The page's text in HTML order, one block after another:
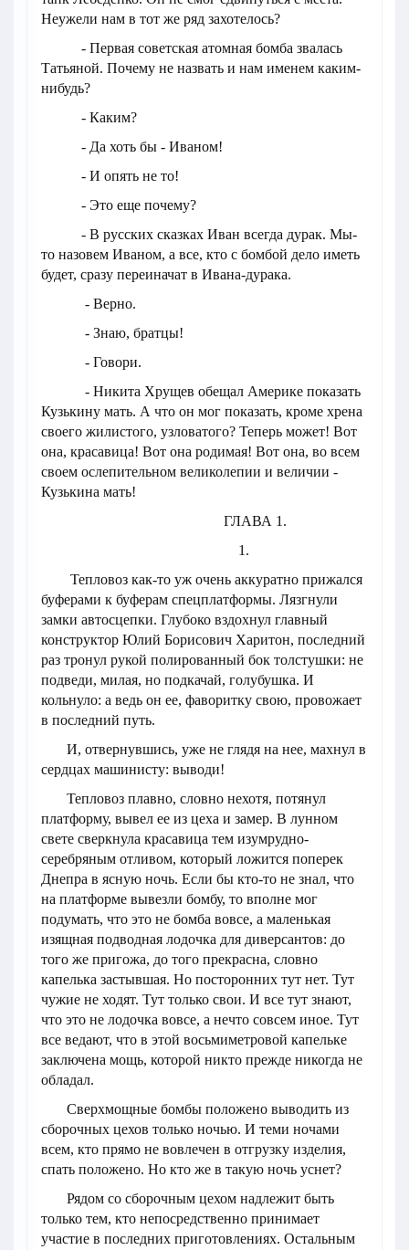
Неужели нам в тот же ряд захотелось?
- Первая советская атомная бомба звалась
Татьяной. Почему не назвать и нам именем каким-
нибудь?
- Каким?
- Да хоть бы - Иваном!
- И опять не то!
- Это еще почему?
- В русских сказках Иван всегда дурак. Мы-
то назовем Иваном, а все, кто с бомбой дело иметь
будет, сразу переиначат в Ивана-дурака.
- Верно.
- Знаю, братцы!
- Говори.
- Никита Хрущев обещал Америке показать
Кузькину мать. А что он мог показать, кроме хрена
своего жилистого, узловатого? Теперь может! Вот
она, красавица! Вот она родимая! Вот она, во всем
своем ослепительном великолепии и величии -
Кузькина мать!
ГЛАВА 1.
1.
Тепловоз как-то уж очень аккуратно прижался
буферами к буферам спецплатформы. Лязгнули
замки автосцепки. Глубоко вздохнул главный
конструктор Юлий Борисович Харитон, последний
раз тронул рукой полированный бок толстушки: не
подведи, милая, но подкачай, голубушка. И
кольнуло: а ведь он ее, фаворитку свою, провожает
в последний путь.
И, отвернувшись, уже не глядя на нее, махнул в
сердцах машинисту: выводи!
Тепловоз плавно, словно нехотя, потянул
платформу, вывел ее из цеха и замер. В лунном
свете сверкнула красавица тем изумрудно-
серебряным отливом, который ложится поперек
Днепра в ясную ночь. Если бы кто-то не знал, что
на платформе вывезли бомбу, то вполне мог
подумать, что это не бомба вовсе, а маленькая
изящная подводная лодочка для диверсантов: до
того же пригожа, до того прекрасна, словно
капелька застывшая. Но посторонних тут нет. Тут
чужие не ходят. Тут только свои. И все тут знают,
что это не лодочка вовсе, а нечто совсем иное. Тут
все ведают, что в этой восьмиметровой капельке
заключена мощь, которой никто прежде никогда не
обладал.
Сверхмощные бомбы положено выводить из
сборочных цехов только ночью. И теми ночами
всем, кто прямо не вовлечен в отгрузку изделия,
спать положено. Но кто же в такую ночь уснет?
Рядом со сборочным цехом надлежит быть
только тем, кто непосредственно принимает
участие в последних приготовлениях. Остальным